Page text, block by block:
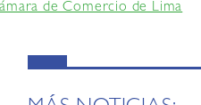
de Comercio de Lima